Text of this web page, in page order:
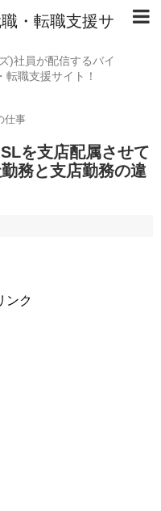
・転職支援サ
)社員が配信するバイ
職支援サイト！
仕事
を支店配属させて
務と支店勤務の違
ンク